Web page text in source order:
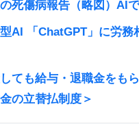
死傷病報告（略図）AI
AI 「ChatGPT」に労務
ても給与・退職金をも
の立替払制度＞